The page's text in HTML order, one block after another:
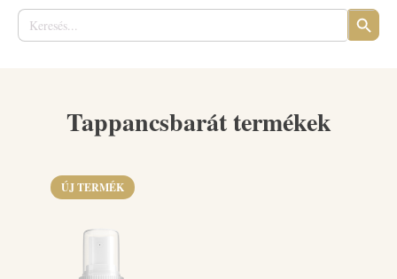
Keresés:
SEARCH
BUTTON
Tappancsbarát termékek
ÚJ TERMÉK